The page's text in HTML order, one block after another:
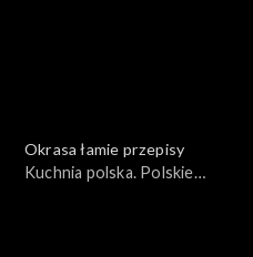
Okrasa łamie przepisy
Kuchnia polska. Polskie